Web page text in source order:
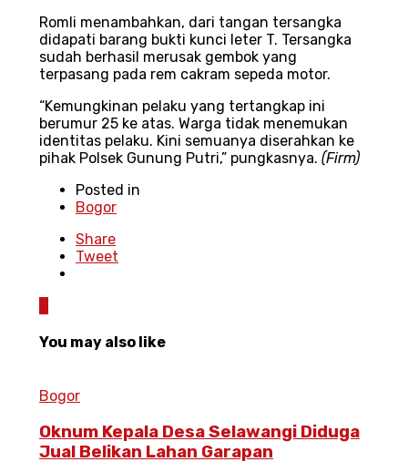
Romli menambahkan, dari tangan tersangka
didapati barang bukti kunci leter T. Tersangka
sudah berhasil merusak gembok yang
terpasang pada rem cakram sepeda motor.
“Kemungkinan pelaku yang tertangkap ini
berumur 25 ke atas. Warga tidak menemukan
identitas pelaku. Kini semuanya diserahkan ke
pihak Polsek Gunung Putri,” pungkasnya. (Firm)
Posted in
Bogor
Share
Tweet
You may also like
Bogor
Oknum Kepala Desa Selawangi Diduga
Jual Belikan Lahan Garapan